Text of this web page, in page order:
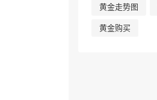
黄金走势图
黄金购买